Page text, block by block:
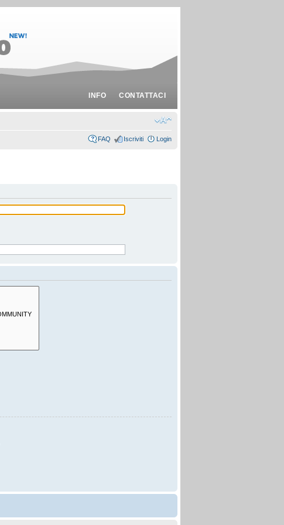
INFO CONTATTACI
FAQ Iscriviti Login